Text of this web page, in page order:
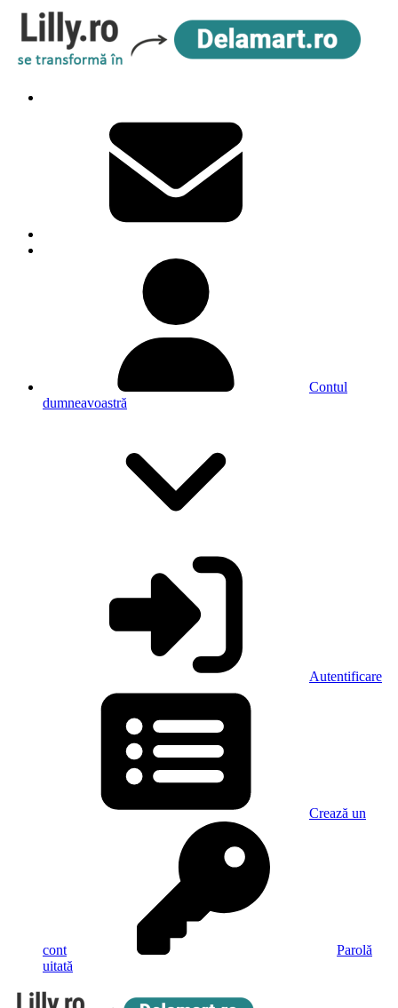
Contul
dumneavoastră
Autentificare
Crează un
cont
Parolă
uitată